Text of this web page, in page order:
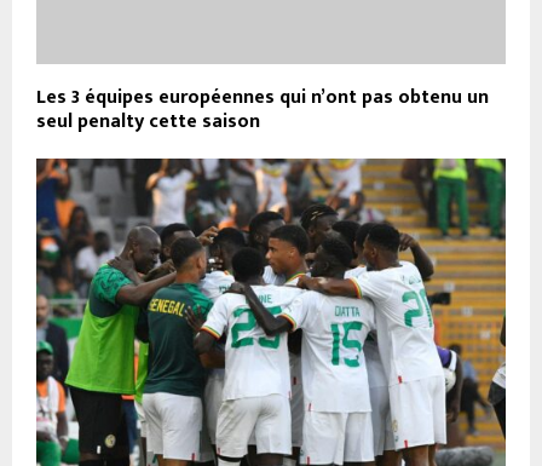
Les 3 équipes européennes qui n’ont pas obtenu un
seul penalty cette saison